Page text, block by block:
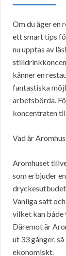
Om du äger en
ett smart tips
nu upptas av
känner en
fantastiska
arbetsbörda.
koncentraten
Vad är
Aromhuset
som erbjuder
Vanliga saft
vilket kan både
Däremot är
ut 33 gånger,
ekonomiskt.